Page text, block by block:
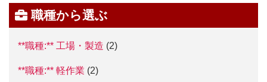
職種から選ぶ
**職種:** 工場・製造 (2)
**職種:** 軽作業 (2)